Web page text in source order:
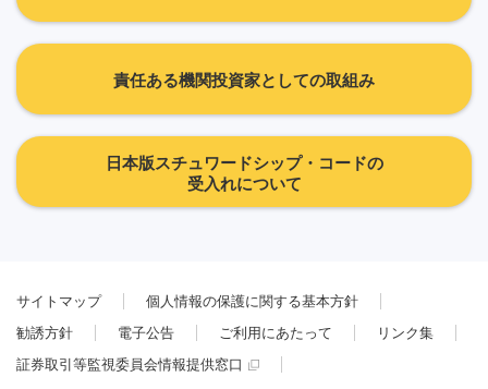
責任ある機関投資家としての取組み
日本版スチュワードシップ・コードの
受入れについて
サイトマップ
個人情報の保護に関する基本方針
勧誘方針
電子公告 ご利用にあたって
リンク集
証券取引等監視委員会情報提供窓口